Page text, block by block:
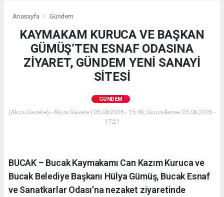
Anasayfa Gündem
KAYMAKAM KURUCA VE BAŞKAN
GÜMÜŞ’TEN ESNAF ODASINA
ZİYARET, GÜNDEM YENİ SANAYİ
SİTESİ
GÜNDEM
(Akca Gazete) - Akca Gazete | 05.08.2026 - 15:48, Güncelleme: 05.08.2026 -
17:21
BUCAK – Bucak Kaymakamı Can Kazım Kuruca ve
Bucak Belediye Başkanı Hülya Gümüş, Bucak Esnaf
ve Sanatkarlar Odası’na nezaket ziyaretinde